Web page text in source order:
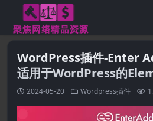
WordPress插件-Enter
适用于WordPress的
2024-05-20 Wordpress插件